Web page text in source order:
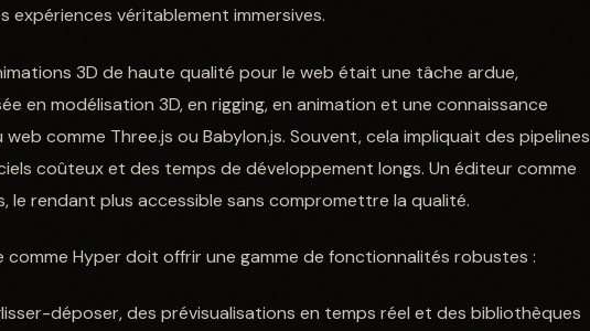
expériences véritablement immersives.
3D de haute qualité pour le web était une tâche ardue,
en modélisation 3D, en rigging, en animation et une connaissance
comme Three.js ou Babylon.js. Souvent, cela impliquait des pipelines
coûteux et des temps de développement longs. Un éditeur comme
le rendant plus accessible sans compromettre la qualité.
comme Hyper doit offrir une gamme de fonctionnalités robustes :
déposer, des prévisualisations en temps réel et des bibliothèques